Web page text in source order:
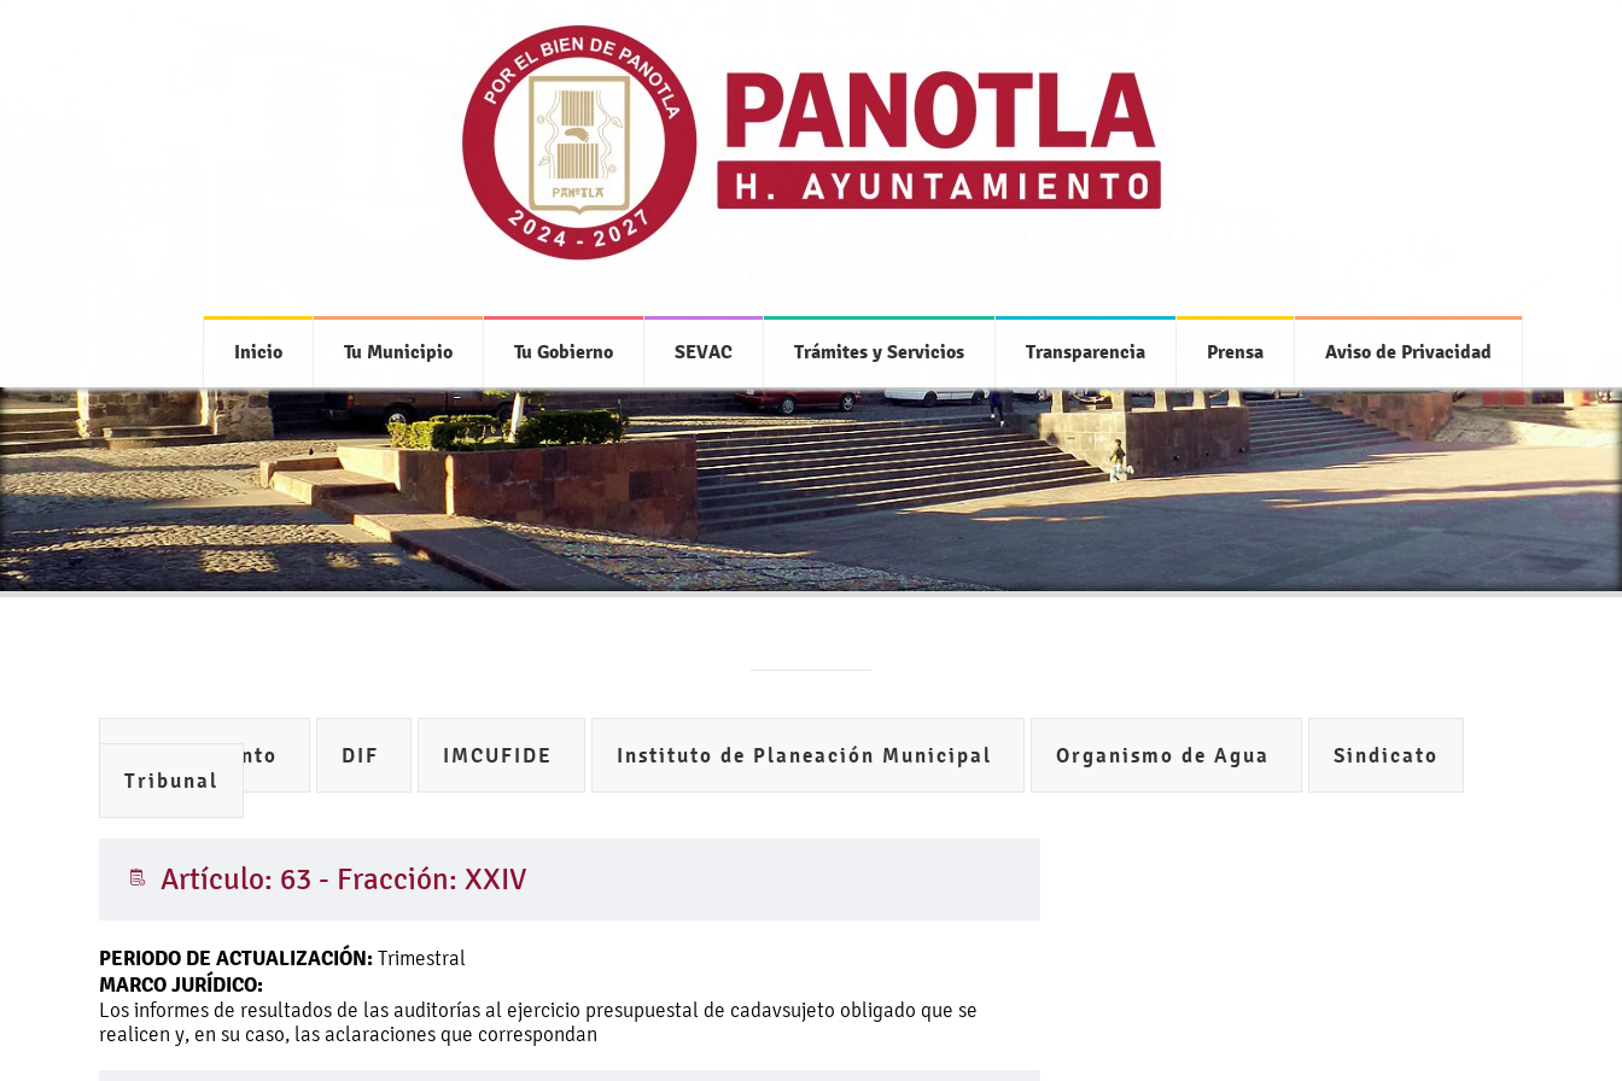
Inicio Tu Municipio Tu Gobierno SEVAC Trámites y Servicios Transparencia Prensa Aviso de Privacidad
Accede a toda la información pública de oficio relacionada con tu municipio
Ayuntamiento DIF IMCUFIDE Instituto de Planeación Municipal Organismo de Agua
Sindicato
Tribunal
Artículo: 63 - Fracción: XXIV
PERIODO DE ACTUALIZACIÓN: Trimestral
MARCO JURÍDICO:
Los informes de resultados de las auditorías al ejercicio presupuestal de cadavsujeto obligado que se
realicen y, en su caso, las aclaraciones que correspondan